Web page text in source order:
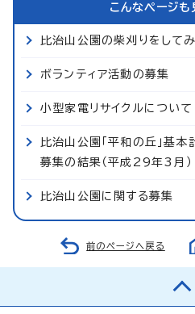
こんなページも
比治山公園の柴刈りをして
ボランティア活動の募集
小型家電リサイクルについて
比治山公園「平和の丘」基本
募集の結果（平成29年3月）
比治山公園に関する募集
前のページへ戻る